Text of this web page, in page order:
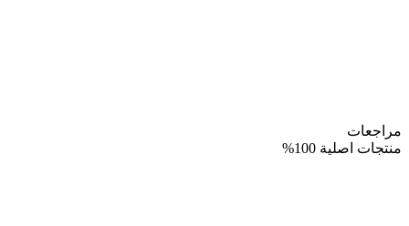
مراجعات
منتجات اصلية 100%